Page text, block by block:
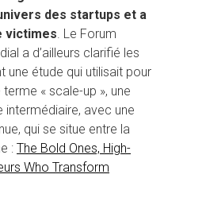
des startups et a
victimes. Le Forum
a d’ailleurs clarifié les
une étude qui utilisait pour
« scale-up », une
intermédiaire, avec une
qui se situe entre la
: The Bold Ones, High-
Who Transform